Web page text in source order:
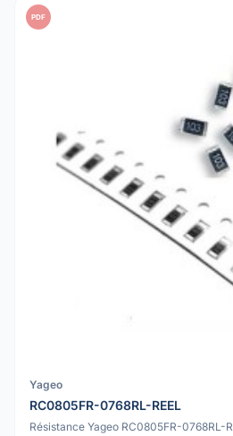
PDF
Yageo
RC0805FR-0768RL-REEL
Résistance Yageo RC0805FR-0768RL-